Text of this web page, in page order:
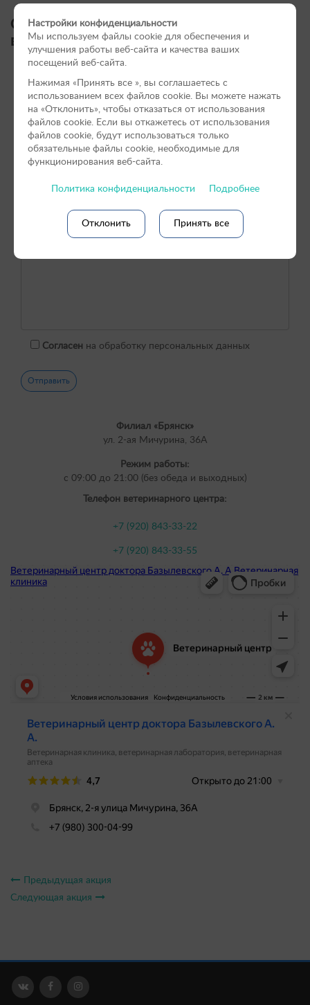
Онлайн-форма записи на приём в
ветеринарный центр:
Согласен на обработку персональных данных
Филиал «Брянск»
ул. 2-ая Мичурина, 36А
Режим работы:
с 09:00 до 21:00 (без обеда и выходных)
Телефон ветеринарного центра:
+7 (920) 843-33-22
+7 (920) 843-33-55
Предыдущая акция
Следующая акция
Настройки конфиденциальности
Мы используем файлы cookie для обеспечения и
улучшения работы веб-сайта и качества ваших
посещений веб-сайта.
Нажимая «Принять вce », вы соглашаетесь с
использованием всех файлов cookie. Вы можете нажать
на «Отклонить», чтобы отказаться от использования
файлов сookie. Если вы откажетесь от использования
файлов cookie, будут использоваться только
обязательные файлы cookie, необходимые для
функционирования веб-сайта.
Политика конфиденциальности Подробнее
Отклонить Принять все